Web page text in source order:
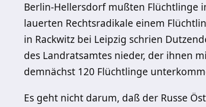
Berlin-Hellersdorf mußten Flüchtlinge
lauerten Rechtsradikale einem
in Rackwitz bei Leipzig schrien
des Landratsamtes nieder, der ihnen
demnächst 120 Flüchtlinge
Es geht nicht darum, daß der Russe